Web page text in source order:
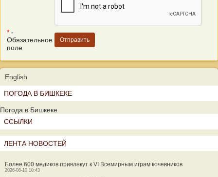
* -
Обязательное
поле
English
ПОГОДА В БИШКЕКЕ
Погода в Бишкеке
ССЫЛКИ
ЛЕНТА НОВОСТЕЙ
Более 600 медиков привлекут к VI Всемирным играм кочевников
2026-08-10 10:43